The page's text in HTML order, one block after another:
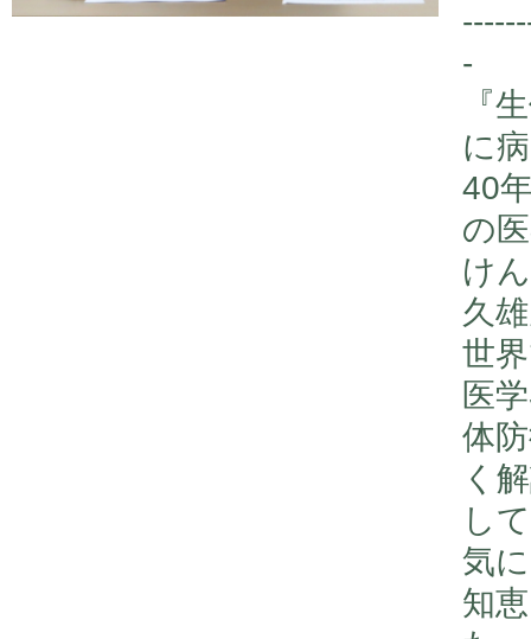
-
『
に
40
の
け
久
世
医
体
く
し
気
知